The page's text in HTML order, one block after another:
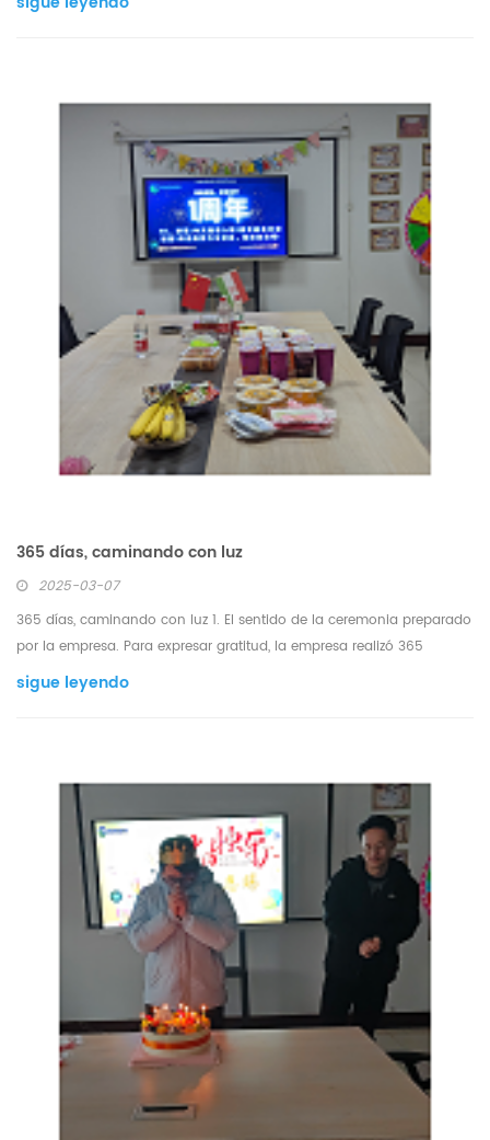
"reunión técnica", donde la sala se iluminó con felicitaciones de
365 días, caminando con luz
2025-03-07
365 días, caminando con luz 1. El sentido de la ceremonia preparado
por la empresa. Para expresar gratitud, la empresa realizó 365
Caminando con Luz el [3.12]. Y anunció [beneficios exclusivos, lugar
de la ceremonia. 2. El don visible del tiempo. La empresa organizó
sigue leyendo